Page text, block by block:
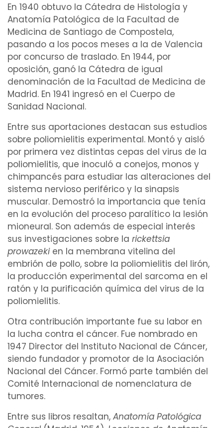
En 1940 obtuvo la Cátedra de Histología y
Anatomía Patológica de la Facultad de
Medicina de Santiago de Compostela,
pasando a los pocos meses a la de Valencia
por concurso de traslado. En 1944, por
oposición, ganó la Cátedra de igual
denominación de la Facultad de Medicina de
Madrid. En 1941 ingresó en el Cuerpo de
Sanidad Nacional.
Entre sus aportaciones destacan sus estudios
sobre poliomielitis experimental. Montó y aisló
por primera vez distintas cepas del virus de la
poliomielitis, que inoculó a conejos, monos y
chimpancés para estudiar las alteraciones del
sistema nervioso periférico y la sinapsis
muscular. Demostró la importancia que tenía
en la evolución del proceso paralítico la lesión
mioneural. Son además de especial interés
sus investigaciones sobre la rickettsia
prowazeki en la membrana vitelina del
embrión de pollo, sobre la poliomielitis del lirón,
la producción experimental del sarcoma en el
ratón y la purificación química del virus de la
poliomielitis.
Otra contribución importante fue su labor en
la lucha contra el cáncer. Fue nombrado en
1947 Director del Instituto Nacional de Cáncer,
siendo fundador y promotor de la Asociación
Nacional del Cáncer. Formó parte también del
Comité Internacional de nomenclatura de
tumores.
Entre sus libros resaltan, Anatomía Patológica